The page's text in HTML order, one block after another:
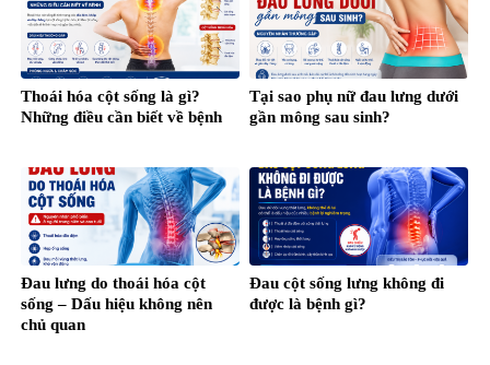
Thoái hóa cột sống là gì?
Những điều cần biết về bệnh
Tại sao phụ nữ đau lưng dưới
gần mông sau sinh?
Đau lưng do thoái hóa cột
sống – Dấu hiệu không nên
chủ quan
Đau cột sống lưng không đi
được là bệnh gì?